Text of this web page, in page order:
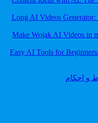
Long AI Videos
Make Wojak AI Videos in
Easy AI Tools for
و احكام